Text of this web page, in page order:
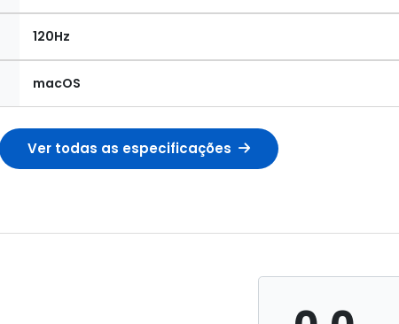
120Hz
macOS
Ver todas as especificações